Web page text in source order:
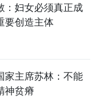
：妇女必须真正成
要创造主体
家主席苏林：不能
神贫瘠